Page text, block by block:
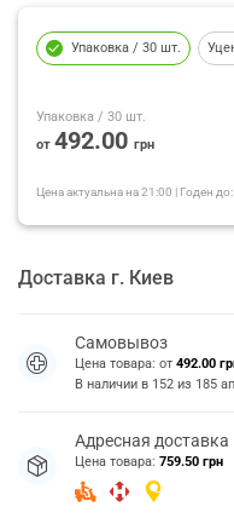
Упаковка / 30 шт.
Упаковка / 30 шт.
от 492.00 грн
Цена актуальна на21:00 | Годен до:
Доставка г. Киев
Самовывоз
Цена товара: от 492.00
В наличии в 152 из 185
Адресная доставка
Цена товара: 759.50 грн